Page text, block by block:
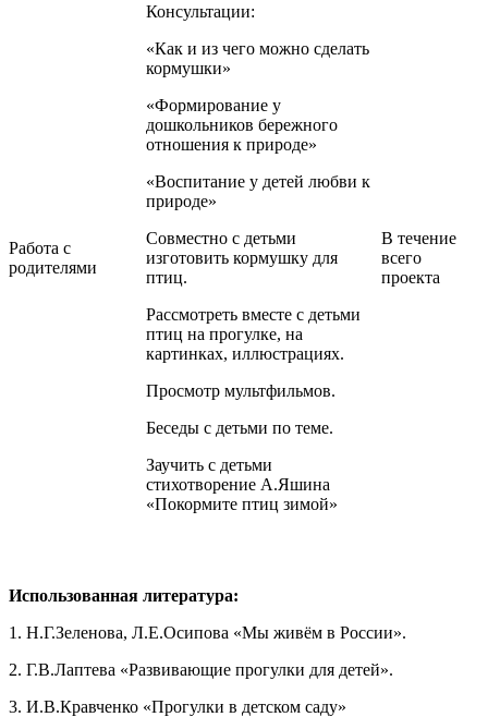
Работа с
родителями
Консультации:
«Как и из чего можно сделать
кормушки»
«Формирование у
дошкольников бережного
отношения к природе»
«Воспитание у детей любви к
природе»
Совместно с детьми
изготовить кормушку для
птиц.
Рассмотреть вместе с детьми
птиц на прогулке, на
картинках, иллюстрациях.
Просмотр мультфильмов.
Беседы с детьми по теме.
Заучить с детьми
стихотворение А.Яшина
«Покормите птиц зимой»
В течение
всего
проекта
Использованная литература:
1. Н.Г.Зеленова, Л.Е.Осипова «Мы живём в России».
2. Г.В.Лаптева «Развивающие прогулки для детей».
3. И.В.Кравченко «Прогулки в детском саду»